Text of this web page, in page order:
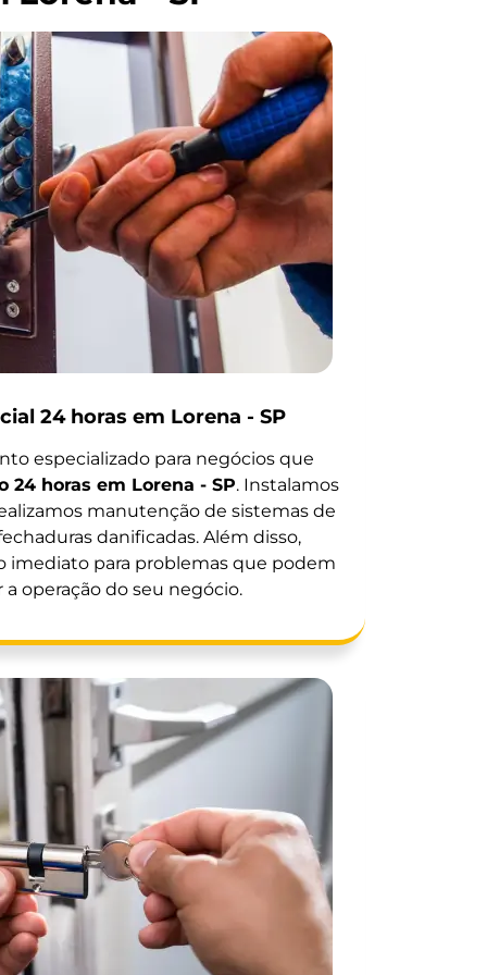
24 horas em Lorena - SP
especializado para negócios que
24 horas em Lorena - SP. Instalamos
manutenção de sistemas de
danificadas. Além disso,
para problemas que podem
operação do seu negócio.